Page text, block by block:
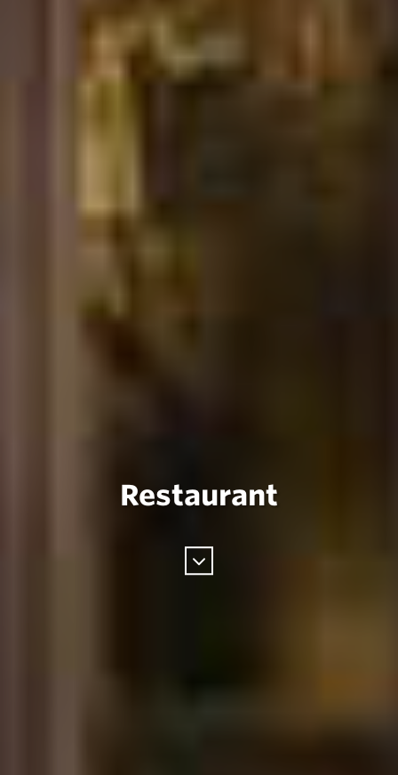
Restaurant